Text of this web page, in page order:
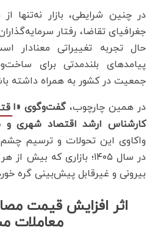
در چنین شرایطی، بازار نه‌تنها
جغرافیای تقاضا، رفتار
حال تجربه تغییراتی معنادار
پیامدهای بلندمدتی برای
جمعیت در کشور به همراه داشته
در همین چارچوب،گفت‌وگوی «ا
کارشناس ارشد اقتصاد شهری و
واکاوی این تحولات و ترسیم
در سال ۱۴۰۵؛ بازاری که
بیرونی و غیرقابل پیش‌بینی گره
اثر افزایش قیمت
معاملات